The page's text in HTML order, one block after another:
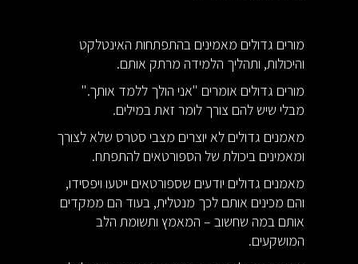
מורים גדולים מאמינים בהתפתחות האינטלקט
והיכולות, ותהליך הלמידה מרתק אותם.
מורים גדולים אומרים "אני הולך ללמד אותך."
מבלי שיש להם צורך לומר זאת במילים.
מאמנים גדולים לא יוצרים מצבי סטרס שלא לצורך
ומאמינים ביכולת של הספורטאים להתפתח.
מאמנים גדולים יודעים שספורטאים ייטעו ויפסידו,
והם מכינים אותם לכך מנטלית, בעוד הם ממקדים
אותם במה שחשוב – המאמץ ותשומת הלב
המושקעים.